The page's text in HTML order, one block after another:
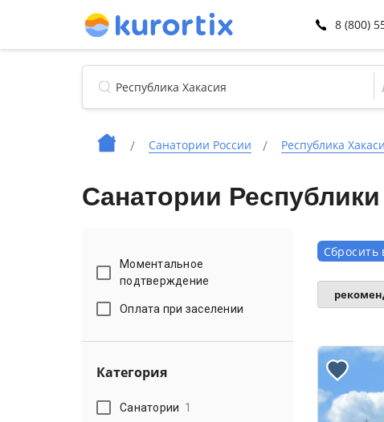
8 (800)
Санатории России Республика
Санатории
Моментальное
подтверждение
Оплата при заселении
Категория
Санатории 1
Сбросить